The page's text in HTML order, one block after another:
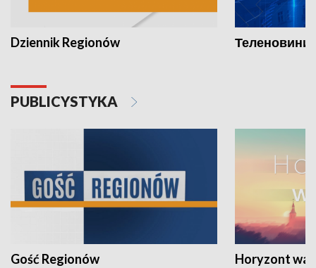
Dziennik Regionów Теленовини
PUBLICYSTYKA
Gość Regionów Horyzont